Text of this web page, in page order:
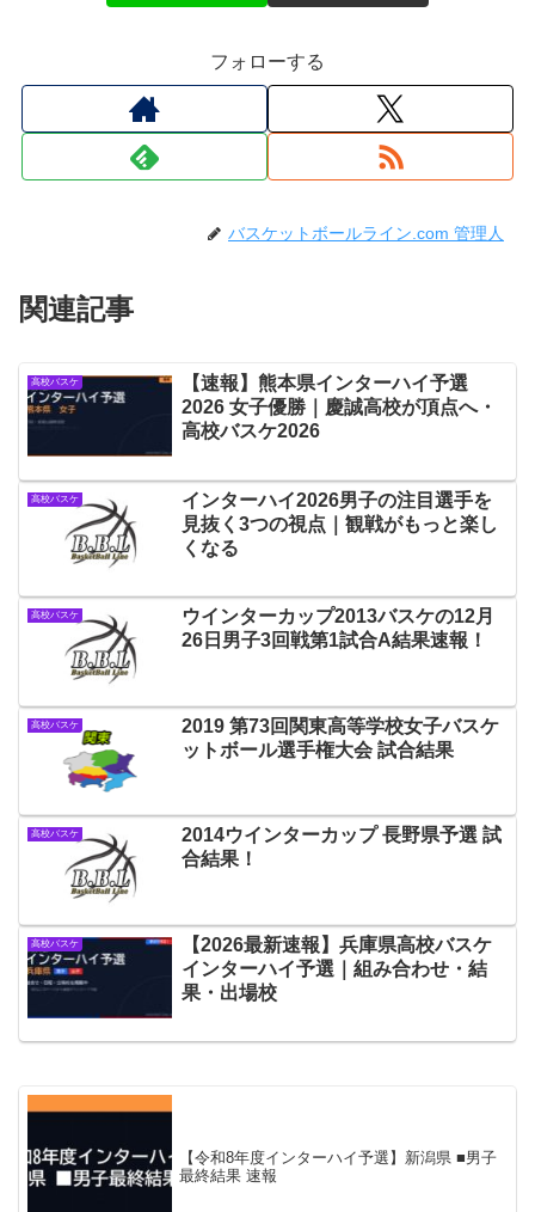
フォローする
バスケットボールライン.com 管理人
関連記事
高校バスケ
【速報】熊本県インターハイ予選
2026 女子優勝｜慶誠高校が頂点へ・
高校バスケ2026
高校バスケ
インターハイ2026男子の注目選手を
見抜く3つの視点｜観戦がもっと楽し
くなる
高校バスケ
ウインターカップ2013バスケの12月
26日男子3回戦第1試合A結果速報！
高校バスケ
2019 第73回関東高等学校女子バスケ
ットボール選手権大会 試合結果
高校バスケ
2014ウインターカップ 長野県予選 試
合結果！
高校バスケ
【2026最新速報】兵庫県高校バスケ
インターハイ予選｜組み合わせ・結
果・出場校
【令和8年度インターハイ予選】新潟県 ■男子
最終結果 速報